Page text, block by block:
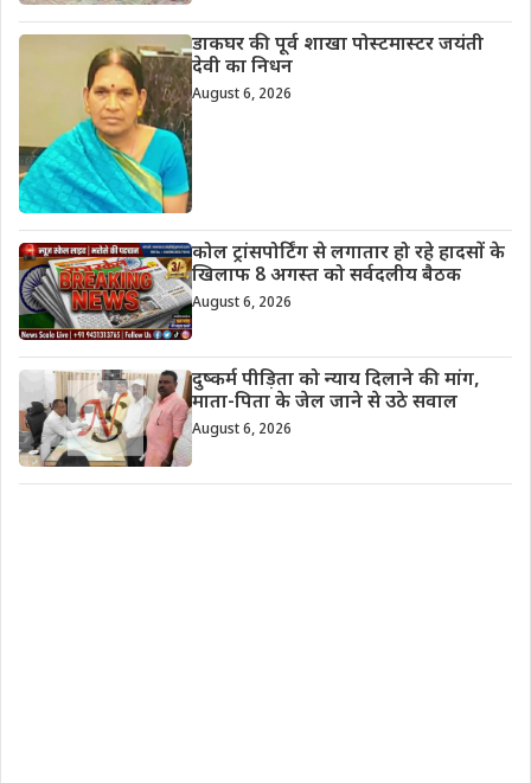
डाकघर की पूर्व शाखा पोस्टमास्टर जयंती
देवी का निधन
August 6, 2026
कोल ट्रांसपोर्टिंग से लगातार हो रहे हादसों के
खिलाफ 8 अगस्त को सर्वदलीय बैठक
August 6, 2026
दुष्कर्म पीड़िता को न्याय दिलाने की मांग,
माता-पिता के जेल जाने से उठे सवाल
August 6, 2026